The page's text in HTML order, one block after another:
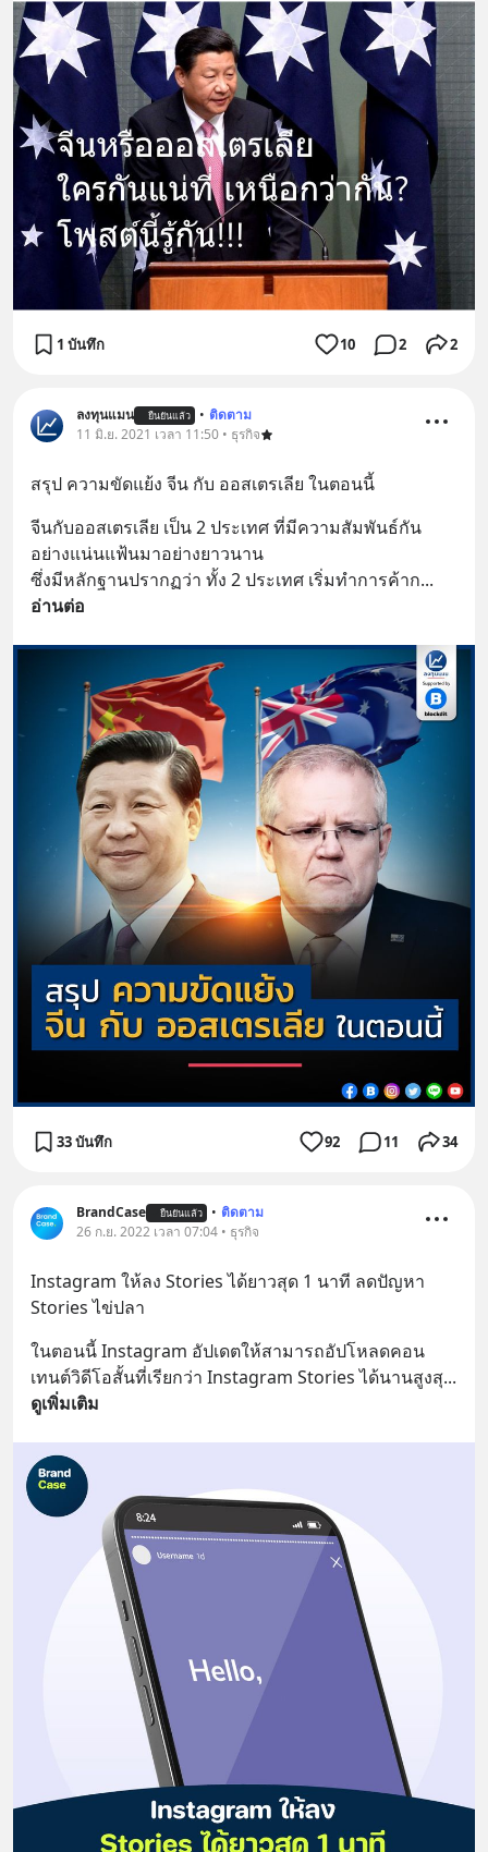
1 บันทึก 10 2 2
ลงทุนแมน ยืนยันแล้ว • ติดตาม
11 มิ.ย. 2021 เวลา 11:50 • ธุรกิจ
สรุป ความขัดแย้ง จีน กับ ออสเตรเลีย ในตอนนี้
จีนกับออสเตรเลีย เป็น 2 ประเทศ ที่มีความสัมพันธ์กัน
อย่างแน่นแฟ้นมาอย่างยาวนาน
ซึ่งมีหลักฐานปรากฏว่า ทั้ง 2 ประเทศ เริ่มทำการค้าก
อ่านต่อ
33 บันทึก 92 11 34
BrandCase ยืนยันแล้ว • ติดตาม
26 ก.ย. 2022 เวลา 07:04 • ธุรกิจ
Instagram ให้ลง Stories ได้ยาวสุด 1 นาที ลดปัญหา
Stories ไข่ปลา
ในตอนนี้ Instagram อัปเดตให้สามารถอัปโหลดคอน
เทนต์วิดีโอสั้นที่เรียกว่า Instagram Stories ได้นานสูงสุ
ดูเพิ่มเติม